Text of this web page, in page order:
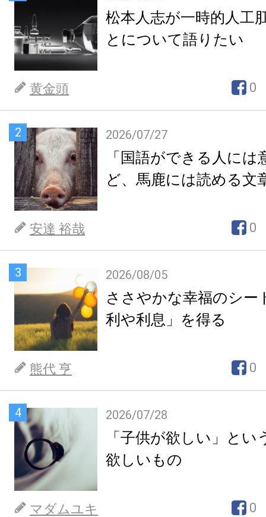
松本人志が一時的人工
とについて語りたい
黄金頭 0
2 2026/07/27
「国語ができる人には
ど、馬鹿には読める文
安達 裕哉 0
3 2026/08/05
ささやかな幸福のシー
利や利息」を得る
熊代 亨 0
4 2026/07/28
「子供が欲しい」とい
欲しいもの
マダムユキ 0